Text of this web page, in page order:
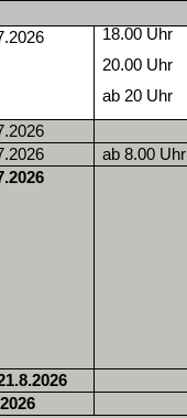
18.00 Uhr
20.00 Uhr
ab 20 Uhr
ab 8.00 Uhr